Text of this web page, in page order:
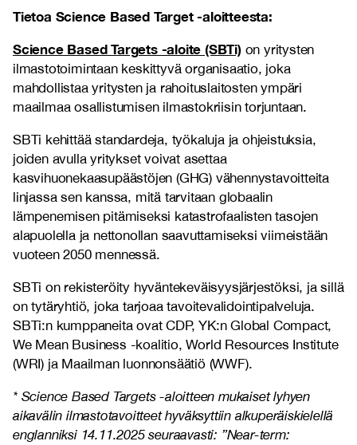
Tietoa Science Based Target -aloitteesta:
Science Based Targets -aloite (SBTi)on yritysten
ilmastotoimintaan keskittyvä organisaatio, joka
mahdollistaa yritysten ja rahoituslaitosten ympäri
maailmaa osallistumisen ilmastokriisin torjuntaan.
SBTi kehittää standardeja, työkaluja ja ohjeistuksia,
joiden avulla yritykset voivat asettaa
kasvihuonekaasupäästöjen (GHG) vähennystavoitteita
linjassa sen kanssa, mitä tarvitaan globaalin
lämpenemisen pitämiseksi katastrofaalisten tasojen
alapuolella ja nettonollan saavuttamiseksi viimeistään
vuoteen 2050 mennessä.
SBTi on rekisteröity hyväntekeväisyysjärjestöksi, ja sillä
on tytäryhtiö, joka tarjoaa tavoitevalidointipalveluja.
SBTi:n kumppaneita ovat CDP, YK:n Global Compact,
We Mean Business -koalitio, World Resources Institute
(WRI) ja Maailman luonnonsäätiö (WWF).
* Science Based Targets -aloitteen mukaiset lyhyen
aikavälin ilmastotavoitteet hyväksyttiin alkuperäiskielellä
englanniksi 14.11.2025 seuraavasti: ”Near-term: